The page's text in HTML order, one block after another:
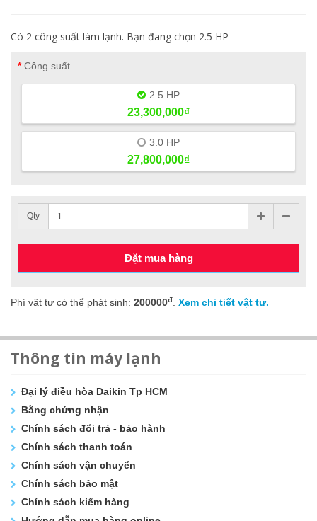
Có 2 công suất làm lạnh. Bạn đang chọn 2.5 HP
Công suất
2.5 HP
23,300,000₫
3.0 HP
27,800,000₫
Qty
Đặt mua hàng
Phí vật tư có thể phát sinh: 200000đ Xem chi tiết vật tư.
Thông tin máy lạnh
Đại lý điều hòa Daikin Tp HCM
Bằng chứng nhận
Chính sách đổi trả - bảo hành
Chính sách thanh toán
Chính sách vận chuyển
Chính sách bảo mật
Chính sách kiểm hàng